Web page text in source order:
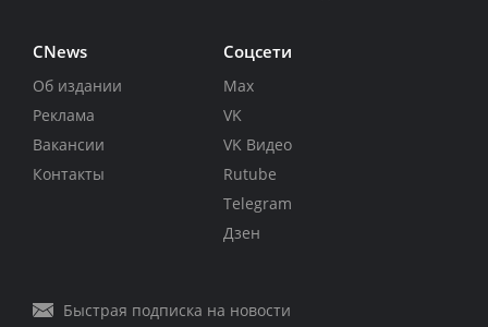
CNews
Об издании
Реклама
Вакансии
Контакты
Соцсети
Max
VK
VK Видео
Rutube
Telegram
Дзен
Быстрая подписка на новости